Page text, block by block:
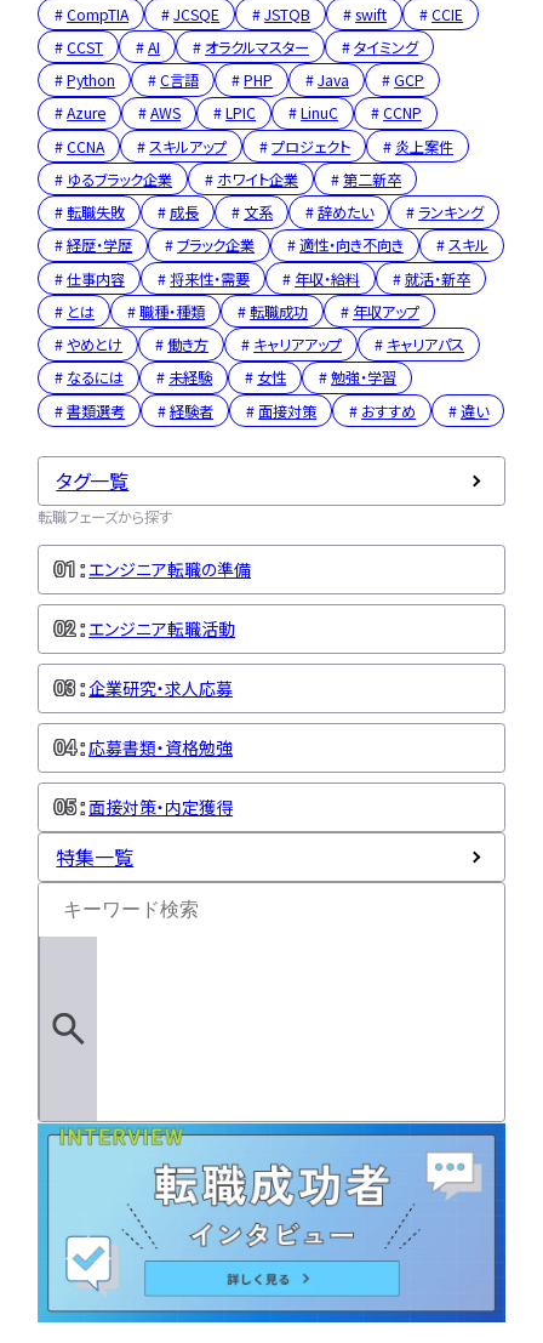
CompTIA JCSQE JSTQB swift
CCIE
CCST
AI オラクルマスター
タイミング
Python
C言語 PHP Java
GCP
Azure
AWS LPIC LinuC
CCNP
CCNA
スキルアップ プロジェクト
炎上案件
ゆるブラック企業
ホワイト企業
第二新卒
転職失敗
成長 文系 辞めたい
ランキング
経歴・学歴
ブラック企業 適性・向き不向き
スキル
仕事内容
将来性・需要 年収・給料
就活・新卒
とは
職種・種類 転職成功
年収アップ
やめとけ
働き方 キャリアアップ
キャリアパス
なるには
未経験 女性
勉強・学習
書類選考
経験者 面接対策 おすすめ 違い
タグ一覧
転職フェーズから探す
エンジニア転職の準備
エンジニア転職活動
企業研究・求人応募
応募書類・資格勉強
面接対策・内定獲得
特集一覧